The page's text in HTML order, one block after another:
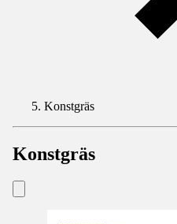
Konstgräs
Konstgräs